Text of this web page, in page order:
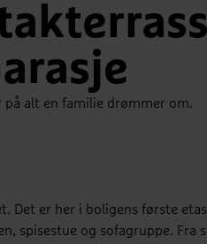
alt en familie drømmer om.
Det er her i boligens første
spisestue og sofagruppe. Fra